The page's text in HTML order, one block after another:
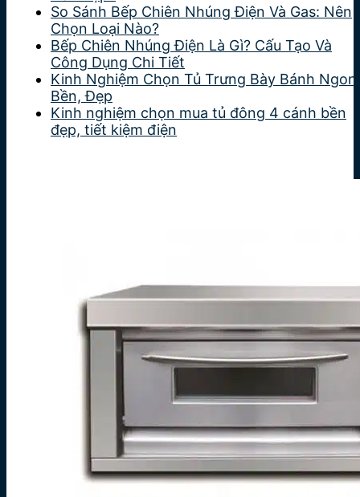
So Sánh Bếp Chiên Nhúng Điện Và Gas: Nên
Chọn Loại Nào?
Bếp Chiên Nhúng Điện Là Gì? Cấu Tạo Và
Công Dụng Chi Tiết
Kinh Nghiệm Chọn Tủ Trưng Bày Bánh Ngon,
Bền, Đẹp
Kinh nghiệm chọn mua tủ đông 4 cánh bền
đẹp, tiết kiệm điện